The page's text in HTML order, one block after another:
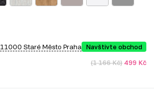
11000 Staré Město Praha Navštivte obchod
(1 166 Kč) 499 Kč